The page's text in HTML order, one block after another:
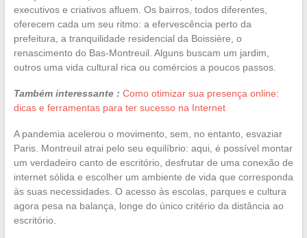
executivos e criativos afluem. Os bairros, todos diferentes,
oferecem cada um seu ritmo: a efervescência perto da
prefeitura, a tranquilidade residencial da Boissière, o
renascimento do Bas-Montreuil. Alguns buscam um jardim,
outros uma vida cultural rica ou comércios a poucos passos.
Também interessante : Como otimizar sua presença online:
dicas e ferramentas para ter sucesso na Internet
A pandemia acelerou o movimento, sem, no entanto, esvaziar
Paris. Montreuil atrai pelo seu equilíbrio: aqui, é possível montar
um verdadeiro canto de escritório, desfrutar de uma conexão de
internet sólida e escolher um ambiente de vida que corresponda
às suas necessidades. O acesso às escolas, parques e cultura
agora pesa na balança, longe do único critério da distância ao
escritório.